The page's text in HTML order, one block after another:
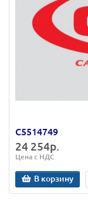
C5514749
24 254р.
Цена с НДС
В корзину